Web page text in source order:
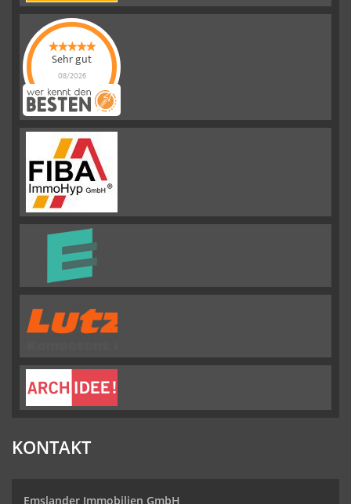
Sehr gut
08/2026
Emslander
Immobilien GMBH
Sternen |
292Emslander
Immobilien
GMBHBewertungen
auf
werkenntdenBESTEN.de
KONTAKT
Emslander Immobilien GmbH